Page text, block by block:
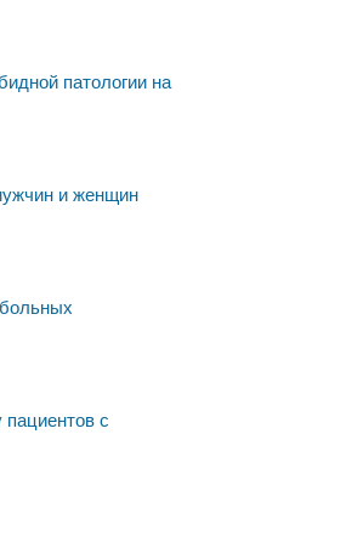
патологии на
и женщин
пациентов с